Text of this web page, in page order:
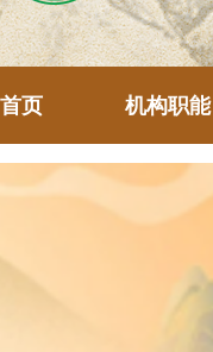
首页 机构职能